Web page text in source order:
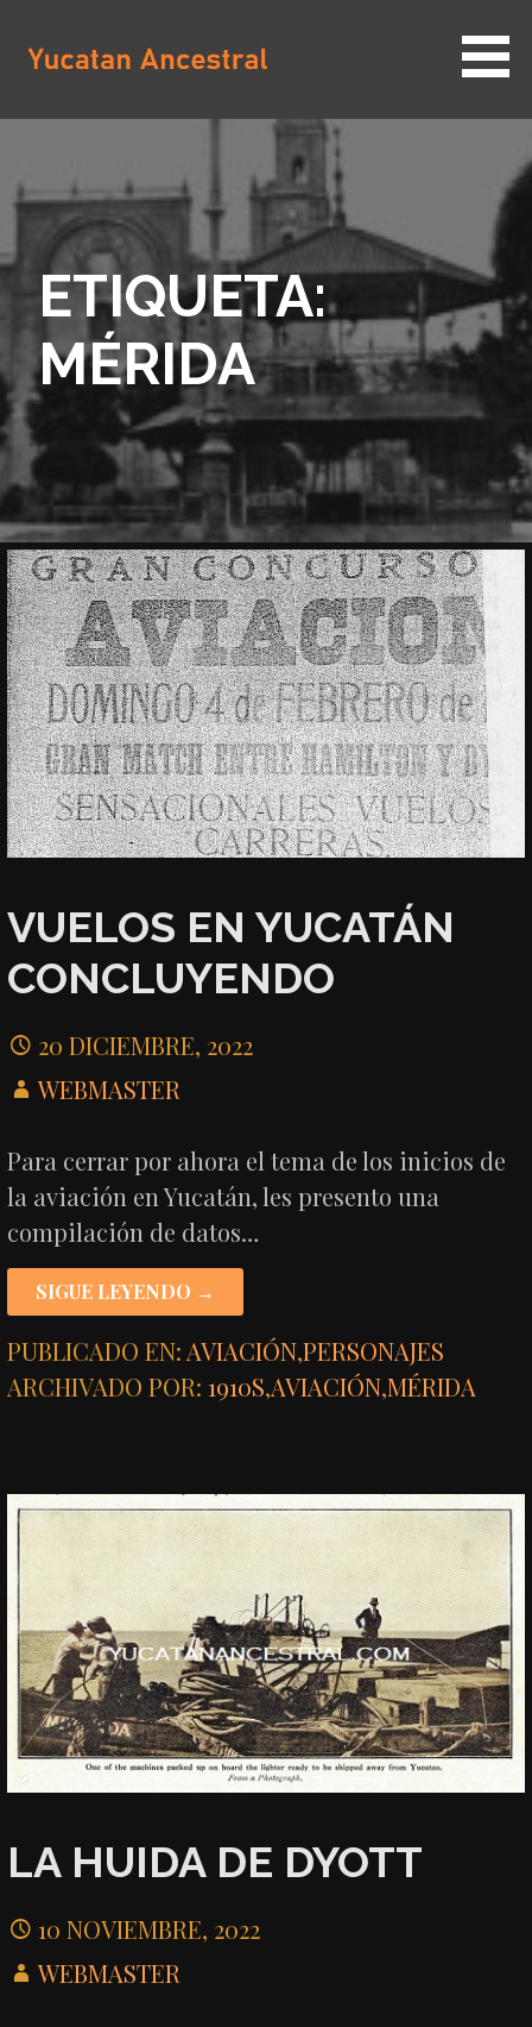
contenido
YUCATAN ANCESTRAL
ETIQUETA:
MÉRIDA
VUELOS EN YUCATÁN
CONCLUYENDO
20 DICIEMBRE, 2022
WEBMASTER
Para cerrar por ahora el tema de los inicios de
la aviación en Yucatán, les presento una
compilación de datos…
SIGUE LEYENDO →
PUBLICADO EN: AVIACIÓN,PERSONAJES
ARCHIVADO POR:1910S,AVIACIÓN,MÉRIDA
LA HUIDA DE DYOTT
10 NOVIEMBRE, 2022
WEBMASTER